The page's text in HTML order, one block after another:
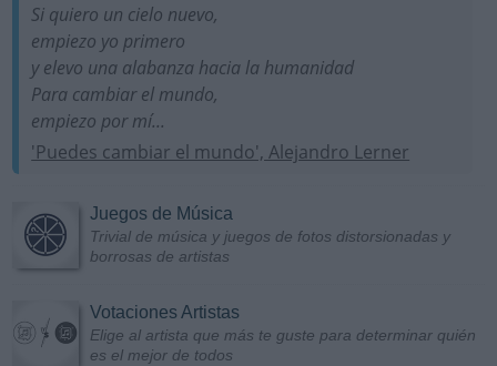
Si quiero un cielo nuevo,
empiezo yo primero
y elevo una alabanza hacia la humanidad
Para cambiar el mundo,
empiezo por mí...
'Puedes cambiar el mundo', Alejandro Lerner
Juegos de Música
Trivial de música y juegos de fotos distorsionadas y
borrosas de artistas
Votaciones Artistas
Elige al artista que más te guste para determinar quién
es el mejor de todos